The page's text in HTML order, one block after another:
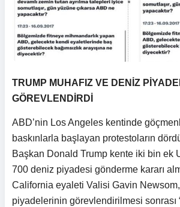
TRUMP MUHAFIZ VE DENİZ
GÖREVLENDİRDİ
ABD’nin Los Angeles kentinde
baskınlarla başlayan protestoların
Başkan Donald Trump kente iki bin ek
700 deniz piyadesi gönderme kararı
California eyaleti Valisi Gavin
piyadelerinin görevlendirilmesi sonrası